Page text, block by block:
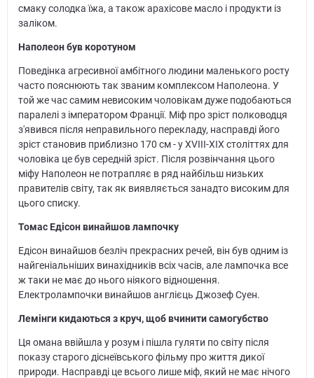
смаку солодка їжа, а також арахісове масло і продукти із
заліком.
Наполеон був коротуном
Поведінка агресивної амбітного людини маленького росту
часто пояснюють так званим комплексом Наполеона. У
той же час самим невисоким чоловікам дуже подобаються
паралелі з імператором Франції. Міф про зріст полководця
з'явився після неправильного перекладу, насправді його
зріст становив приблизно 170 см - у XVIII-XIX століттях для
чоловіка це був середній зріст. Після розвінчання цього
міфу Наполеон не потрапляє в ряд найбільш низьких
правителів світу, так як виявляється занадто високим для
цього списку.
Томас Едісон винайшов лампочку
Едісон винайшов безліч прекрасних речей, він був одним із
найгеніальніших винахідників всіх часів, але лампочка все
ж таки не має до нього ніякого відношення.
Електролампочки винайшов англієць Джозеф Суен.
Лемінги кидаються з круч, щоб вчинити самогубство
Ця омана ввійшла у розум і пішла гуляти по світу після
показу старого діснеївського фільму про життя дикої
природи. Насправді це всього лише міф, який не має нічого